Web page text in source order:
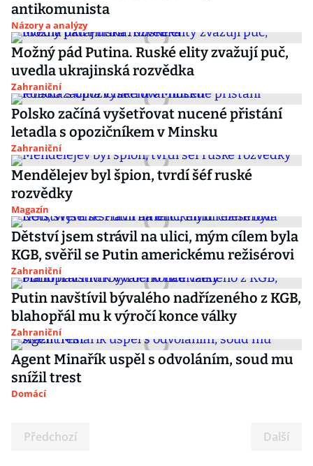
antikomunista
Názory a analýzy
Možný pád Putina. Ruské elity zvažují puč,
uvedla ukrajinská rozvědka
Zahraniční
Polsko začíná vyšetřovat nucené přistání
letadla s opozičníkem v Minsku
Zahraniční
Mendělejev byl špion, tvrdí šéf ruské
rozvědky
Magazín
Dětství jsem strávil na ulici, mým cílem byla
KGB, svěřil se Putin americkému režisérovi
Zahraniční
Putin navštívil bývalého nadřízeného z KGB,
blahopřál mu k výročí konce války
Zahraniční
Agent Minařík uspěl s odvoláním, soud mu
snížil trest
Domácí
Předchozí Další